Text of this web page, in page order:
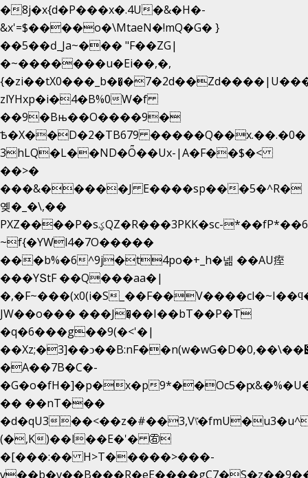
�8j�x{d�P���x�.4U�&�H�-
&x'=$����o�\MtaeN�!mQ�G� }
��5��ԁ_Ja~��� "F��ZG|
�~�������u�Ei��,�,
zlYHxp�i�4�B%0W�f
��9�Bњ��O����9�
Ѣ�X��D�2�TB679 �����Q��x.��.�0�
3hLQ�L��ND�Ȫ��Ux-|A�F��$�<
��>�
���&�����J E����sp���5�^R�
옞�_�\,��
PXZ����P�sؼQZ�R���3PKK�sc-*��fP*��6_̦Q���H�hl��a��j��dӤ�ܥ�Ք�7�)S�_3y��@�n-
~f{�YWl4�7O�����
���b%�6^9j�t4po�+_h�넮 ��AU痓
���YՏtF ��Q���aa�|
�,�F~���(x0(i�S
JW��o��� ���J�̖��I��bT��P�T
�q�6���g��9(�<'�|
��Xz;�3]��ͻ��B:nF��n(w�wG�D�݌��\��,0"�
�A��7B�C�-
�G�o�fH�]�p�x�p
�� ��nT���
�d�qU3
(�,K)��l��E�'� ㊨
�[���:�� H>T�����>���-